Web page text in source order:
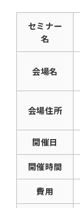
セミナー
名
会場名
会場住所
開催日
開催時間
費用